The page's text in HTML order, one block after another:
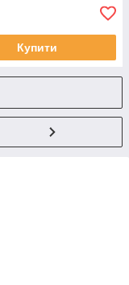
Купити